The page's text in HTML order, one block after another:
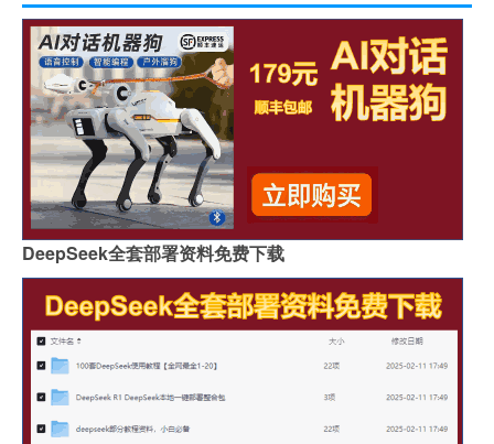
DeepSeek全套部署资料免费下载